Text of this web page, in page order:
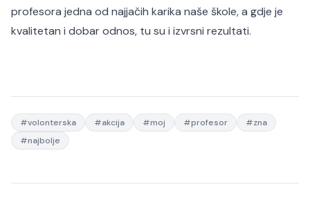
profesora jedna od najjačih karika naše škole, a gdje je
kvalitetan i dobar odnos, tu su i izvrsni rezultati.
#volonterska #akcija #moj #profesor #zna
#najbolje